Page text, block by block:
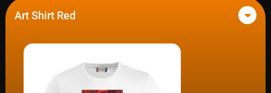
Art Shirt Red